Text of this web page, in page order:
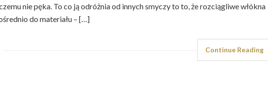
nie pęka. To co ją odróżnia od innych smyczy to to, że rozciągliwe włókna
do materiału – […]
Continue Reading